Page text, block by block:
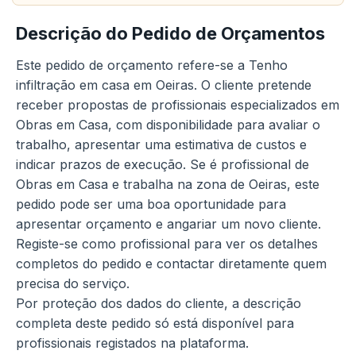
Descrição do Pedido de Orçamentos
Este pedido de orçamento refere-se a Tenho
infiltração em casa em Oeiras. O cliente pretende
receber propostas de profissionais especializados em
Obras em Casa, com disponibilidade para avaliar o
trabalho, apresentar uma estimativa de custos e
indicar prazos de execução. Se é profissional de
Obras em Casa e trabalha na zona de Oeiras, este
pedido pode ser uma boa oportunidade para
apresentar orçamento e angariar um novo cliente.
Registe-se como profissional para ver os detalhes
completos do pedido e contactar diretamente quem
precisa do serviço.
Por proteção dos dados do cliente, a descrição
completa deste pedido só está disponível para
profissionais registados na plataforma.